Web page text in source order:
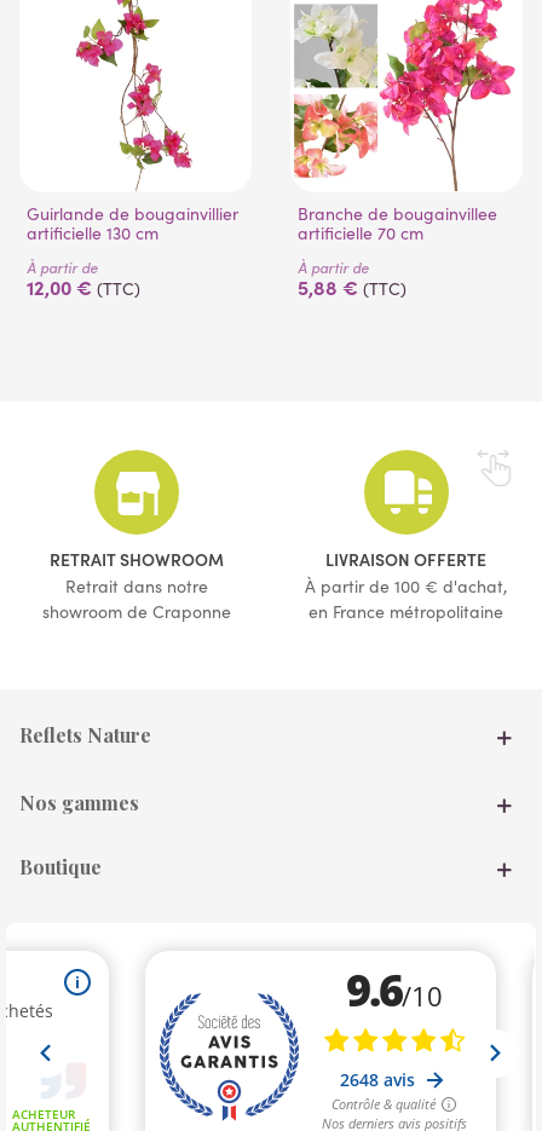
Guirlande de bougainvillier
artificielle 130 cm
À partir de
12,00 € (TTC)
Branche de bougainvillee
artificielle 70 cm
À partir de
5,88 € (TTC)
RETRAIT SHOWROOM
Retrait dans notre
showroom de Craponne
LIVRAISON OFFERTE
À partir de 100 € d'achat,
en France métropolitaine
Reflets Nature
Nos gammes
Boutique